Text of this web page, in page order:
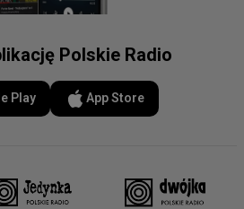
Polskie Radio
Play App Store